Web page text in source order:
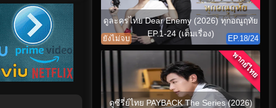
ดูละครไทย Dear Enemy (2026) ทุกอณูฤทัย
EP.1-24 (เต็มเรื่อง)
ยังไม่จบ EP.18/24
ดูซีรี่ย์ไทย PAYBACK The Series (2026)
พากย์ไทย